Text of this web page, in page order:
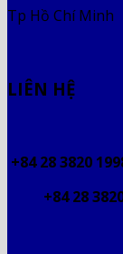
Tp Hồ Chí Minh
LIÊN HỆ
+84 28 3820
+84 28